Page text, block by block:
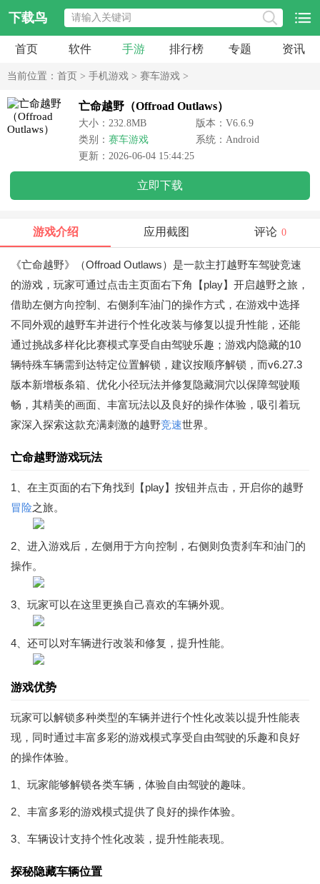
下载鸟
首页 软件 手游 排行榜 专题 资讯
当前位置： 首页 > 手机游戏 > 赛车游戏 >
亡命越野（Offroad Outlaws）
大小：232.8MB
版本：V6.6.9
类别： 赛车游戏
系统：Android
更新：2026-06-04 15:44:25
立即下载
游戏介绍 应用截图 评论 0
《亡命越野》（Offroad Outlaws）是一款主打越野车驾驶竞速
的游戏，玩家可通过点击主页面右下角【play】开启越野之旅，
借助左侧方向控制、右侧刹车油门的操作方式，在游戏中选择
不同外观的越野车并进行个性化改装与修复以提升性能，还能
通过挑战多样化比赛模式享受自由驾驶乐趣；游戏内隐藏的10
辆特殊车辆需到达特定位置解锁，建议按顺序解锁，而v6.27.3
版本新增板条箱、优化小径玩法并修复隐藏洞穴以保障驾驶顺
畅，其精美的画面、丰富玩法以及良好的操作体验，吸引着玩
家深入探索这款充满刺激的越野竞速世界。
亡命越野游戏玩法
1、在主页面的右下角找到【play】按钮并点击，开启你的越野
冒险之旅。
2、进入游戏后，左侧用于方向控制，右侧则负责刹车和油门的
操作。
3、玩家可以在这里更换自己喜欢的车辆外观。
4、还可以对车辆进行改装和修复，提升性能。
游戏优势
玩家可以解锁多种类型的车辆并进行个性化改装以提升性能表
现，同时通过丰富多彩的游戏模式享受自由驾驶的乐趣和良好
的操作体验。
1、玩家能够解锁各类车辆，体验自由驾驶的趣味。
2、丰富多彩的游戏模式提供了良好的操作体验。
3、车辆设计支持个性化改装，提升性能表现。
探秘隐藏车辆位置